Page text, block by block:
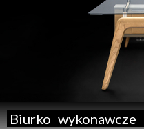
Biurko wykonawcze